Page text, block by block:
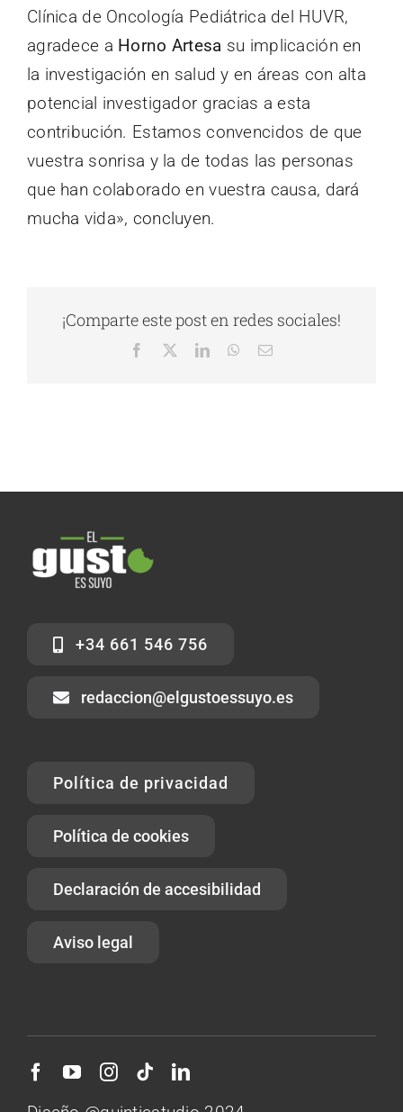
Clínica de Oncología Pediátrica del HUVR,
agradece a Horno Artesa su implicación en
la investigación en salud y en áreas con alta
potencial investigador gracias a esta
contribución. Estamos convencidos de que
vuestra sonrisa y la de todas las personas
que han colaborado en vuestra causa, dará
mucha vida», concluyen.
¡Comparte este post en redes sociales!
Facebook LinkedInWhatsApp
Correo
+34 661 546 756
redaccion@elgustoessuyo.es
Política de privacidad
Política de cookies
Declaración de accesibilidad
Aviso legal